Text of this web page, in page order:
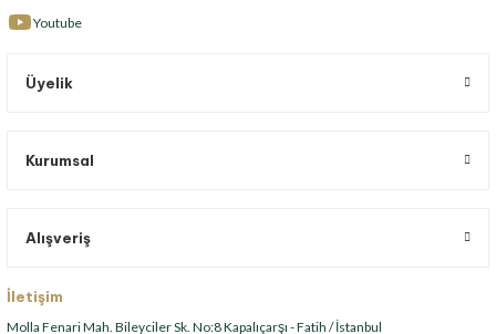
Youtube
Üyelik
Kurumsal
Alışveriş
İletişim
Molla Fenari Mah. Bileyciler Sk. No:8 Kapalıçarşı - Fatih / İstanbul